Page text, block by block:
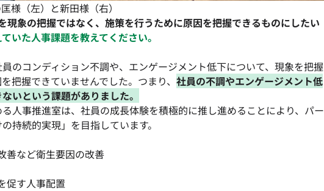
様（左）と新田様（右）
現象の把握ではなく、施策を行うために原因を把握できるものにしたい
いた人事課題を教えてください。
のコンディション不調や、エンゲージメント低下について、現象を把握
把握できていませんでした。つまり、 社員の不調やエンゲージメント低
いという課題がありました。
人事推進室は、社員の成長体験を積極的に推し進めることにより、パー
持続的実現」を目指しています。
善など衛生要因の改善
促す人事配置